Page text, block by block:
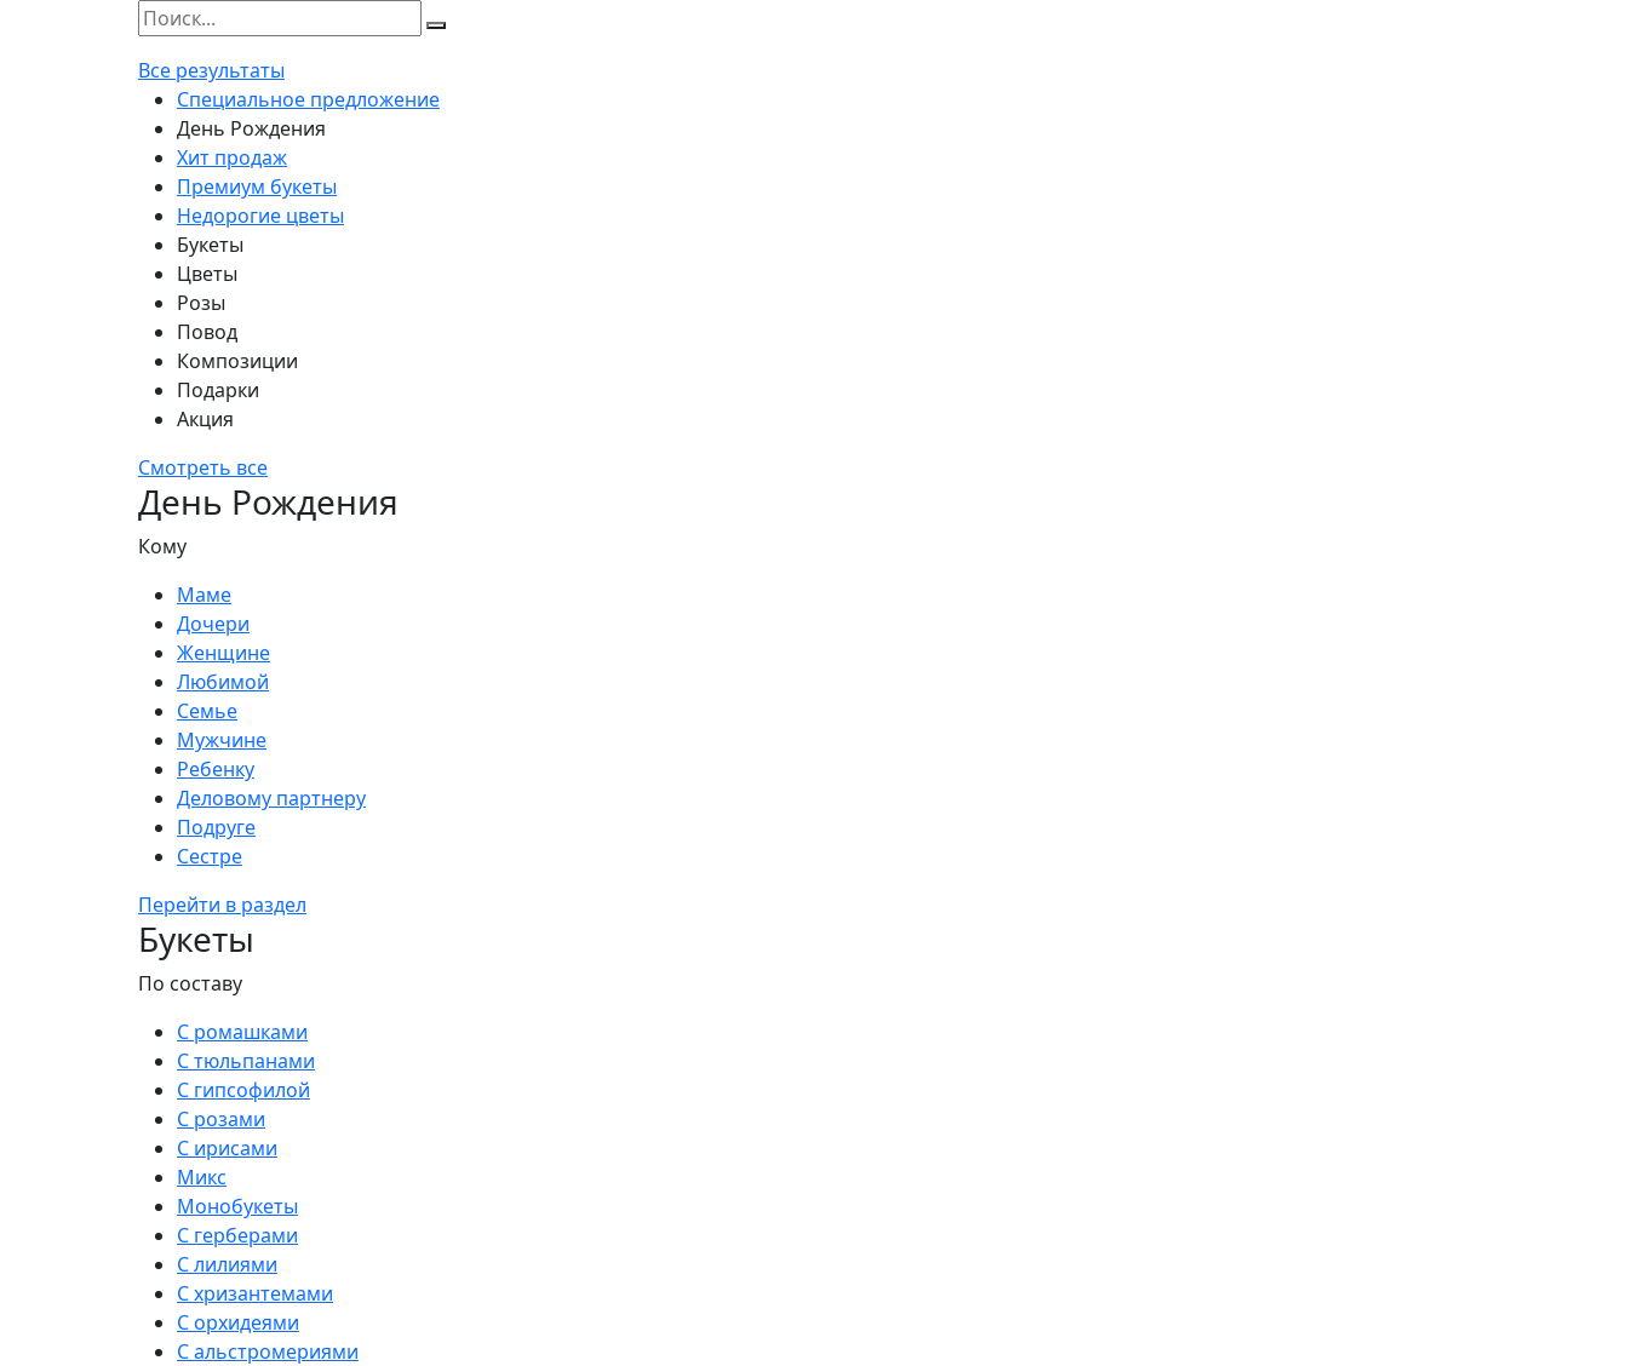
Все результаты
Специальное предложение
День Рождения
Хит продаж
Премиум букеты
Недорогие цветы
Букеты
Цветы
Розы
Повод
Композиции
Подарки
Акция
Смотреть все
День Рождения
Кому
Маме
Дочери
Женщине
Любимой
Семье
Мужчине
Ребенку
Деловому партнеру
Подруге
Сестре
Перейти в раздел
Букеты
По составу
С ромашками
С тюльпанами
С гипсофилой
С розами
С ирисами
Микс
Монобукеты
С герберами
С лилиями
С хризантемами
С орхидеями
С альстромериями